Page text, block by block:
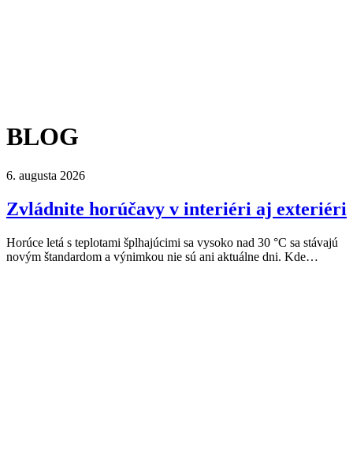
BLOG
6. augusta 2026
Zvládnite horúčavy v interiéri aj exteriéri
Horúce letá s teplotami šplhajúcimi sa vysoko nad 30 °C sa stávajú
novým štandardom a výnimkou nie sú ani aktuálne dni. Kde…